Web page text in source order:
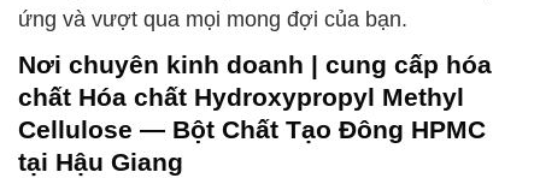
ứng và vượt qua mọi mong đợi của bạn.
Nơi chuyên kinh doanh | cung cấp hóa
chất Hóa chất Hydroxypropyl Methyl
Cellulose — Bột Chất Tạo Đông HPMC
tại Hậu Giang